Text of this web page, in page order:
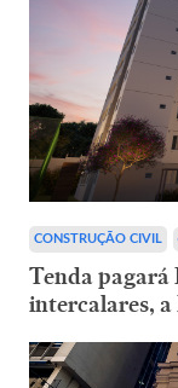
CONSTRUÇÃO CIVIL
Tenda pagará
intercalares, a